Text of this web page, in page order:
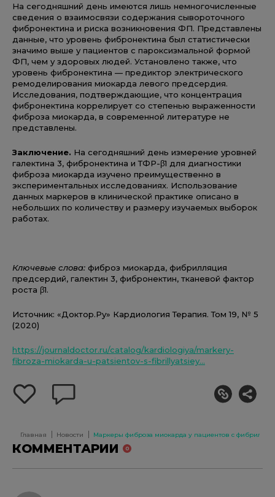
На сегодняшний день имеются лишь немногочисленные
сведения о взаимосвязи содержания сывороточного
фибронектина и риска возникновения ФП. Представлены
данные, что уровень фибронектина был статистически
значимо выше у пациентов с пароксизмальной формой
ФП, чем у здоровых людей. Установлено также, что
уровень фибронектина — предиктор электрического
ремоделирования миокарда левого предсердия.
Исследования, подтверждающие, что концентрация
фибронектина коррелирует со степенью выраженности
фиброза миокарда, в современной литературе не
представлены.
Заключение. На сегодняшний день измерение уровней
галектина 3, фибронектина и ТФР-β1 для диагностики
фиброза миокарда изучено преимущественно в
экспериментальных исследованиях. Использование
данных маркеров в клинической практике описано в
небольших по количеству и размеру изучаемых выборок
работах.
Ключевые слова: фиброз миокарда, фибрилляция
предсердий, галектин 3, фибронектин, тканевой фактор
роста β1.
Источник: «Доктор.Ру» Кардиология Терапия. Том 19, № 5
(2020)
https://journaldoctor.ru/catalog/kardiologiya/markery-
fibroza-miokarda-u-patsientov-s-fibrillyatsiey...
добавить
себе
Главная Новости Маркеры фиброза миокарда у пациентов с
КОММЕНТАРИИ 0